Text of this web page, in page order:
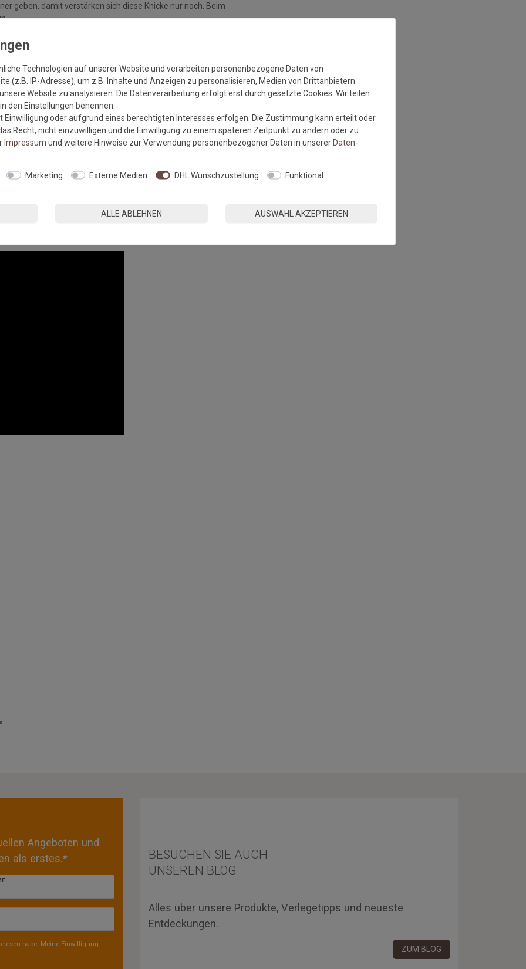
geben, damit verstärken sich diese Knicke nur noch. Beim
5%, sowie Farbabweichungen zwischen Bildschirmfoto und
und trockenen, festen Untergrund liegt, um eine
die Haftkraft des Gummis und vermindert die Gefahr von
und von offenem Feuer ferngehalten wird.
es durch Wechselwirkungen mit gummibeschichteten
in der EU hergestellt.
Angeboten und
als erstes.*
habe. Meine Einwilligung
BESUCHEN SIE AUCH
UNSEREN BLOG
Alles über unsere Produkte, Verlegetipps und neueste
Entdeckungen.
ZUM BLOG
Technologien auf unserer Website und verarbeiten personenbezogene Daten von
(z.B. IP-Adresse), um z.B. Inhalte und Anzeigen zu personalisieren, Medien von Drittanbietern
Website zu analysieren. Die Datenverarbeitung erfolgt erst durch gesetzte Cookies. Wir teilen
den Einstellungen benennen.
Einwilligung oder aufgrund eines berechtigten Interesses erfolgen. Die Zustimmung kann erteilt oder
Recht, nicht einzuwilligen und die Einwilligung zu einem späteren Zeitpunkt zu ändern oder zu
Impressum und weitere Hinweise zur Verwendung personenbezogener Daten in unsererDaten­
Marketing Externe Medien DHL Wunschzustellung Funktional
ALLE ABLEHNEN AUSWAHL AKZEPTIEREN